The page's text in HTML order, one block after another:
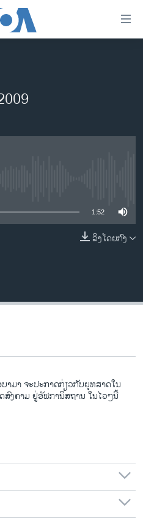
ລັດ 2024
1:52
ລິງໂດຍກົງ
າມາ ຈະປະກາດກ່ຽວກັບຍຸທສາດໃນ
ສົງຄາມ ຢູ່ອັຟການິສຖານ ໃນໄວໆນີ້